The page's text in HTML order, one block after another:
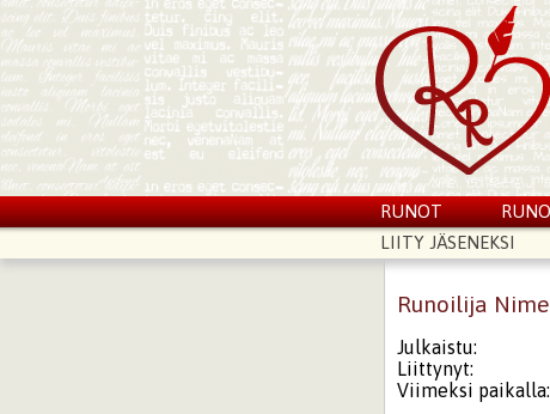
RUNOT
LIITY JÄSENEKSI
Runoilija
Julkaistu:
Liittynyt:
Viimeksi paikalla: